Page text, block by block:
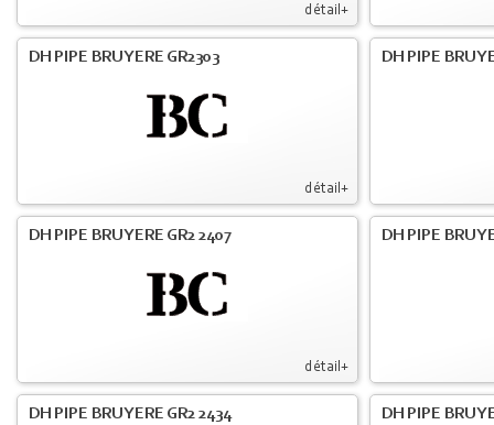
détail+
détail+
DH PIPE BRUYERE GR2303 DH PIPE
détail+
DH PIPE BRUYERE GR2 2407 DH PIPE
DH PIPE BRUYERE GR2 2434 DH PIPE